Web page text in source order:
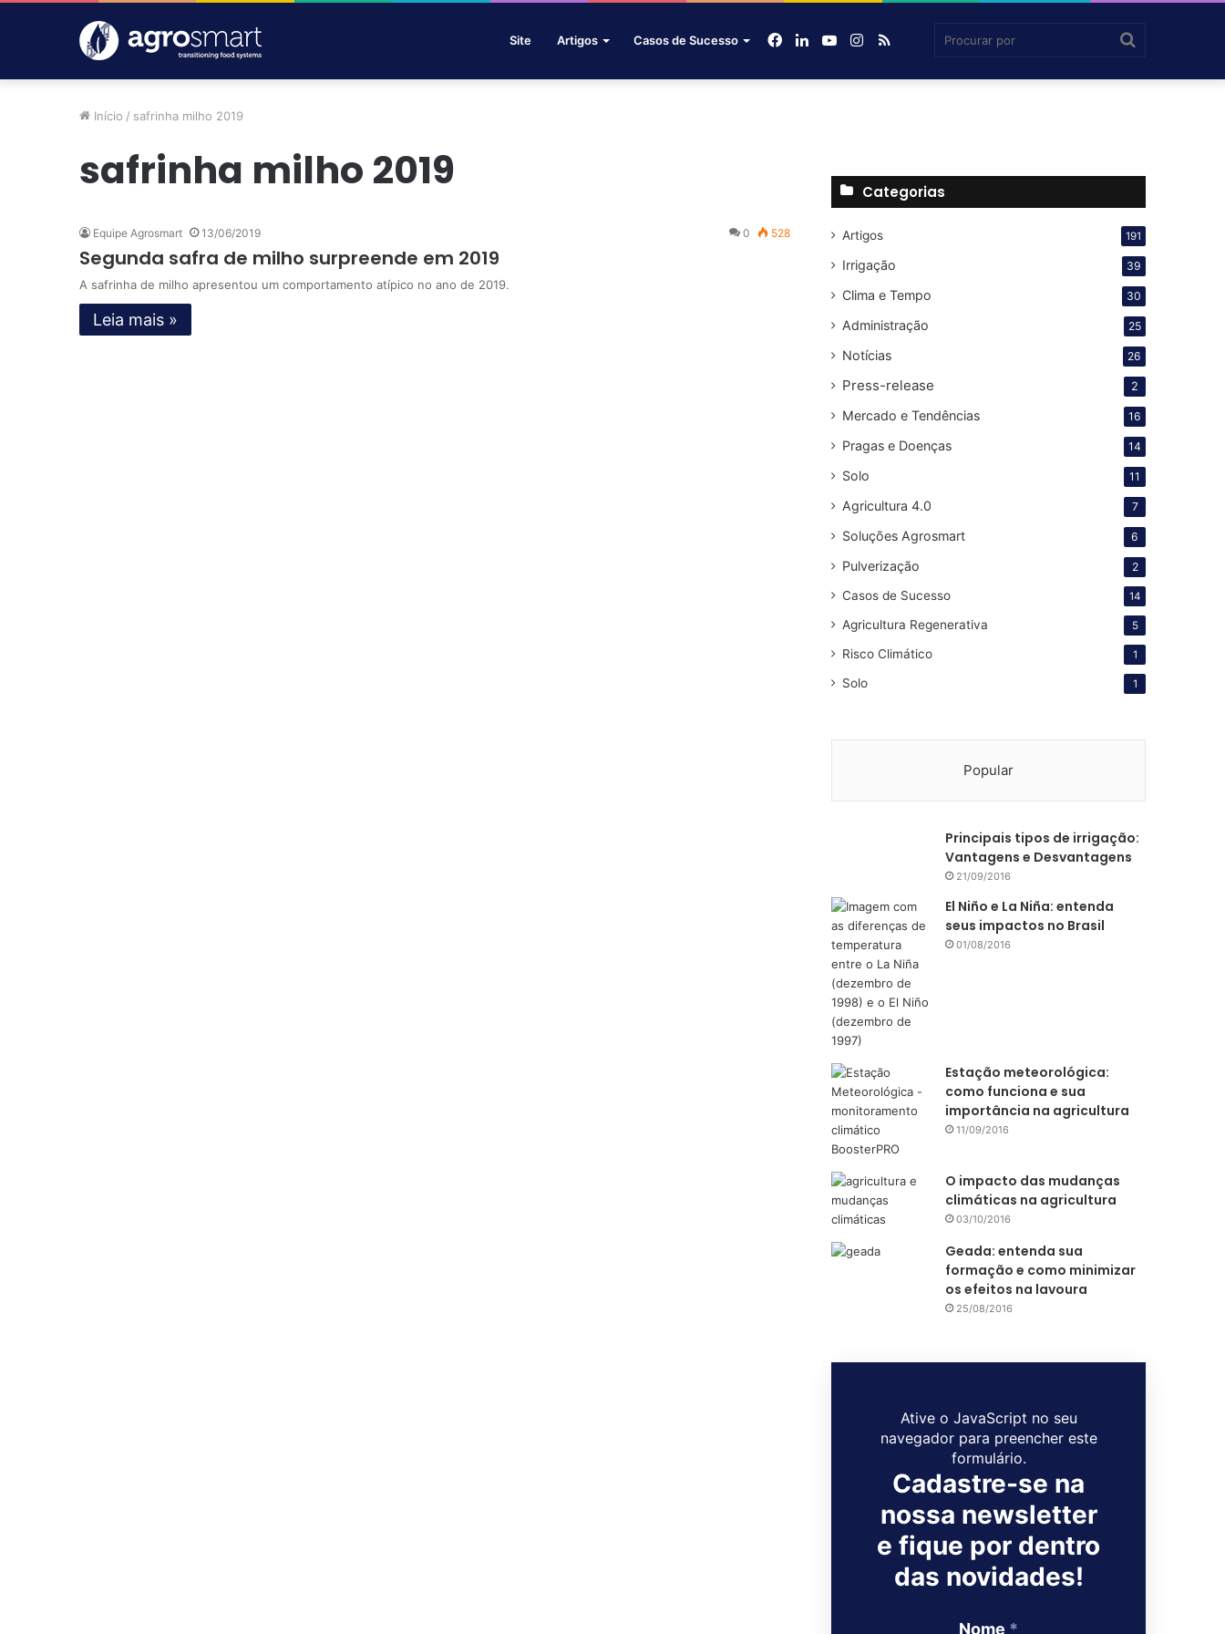
Site Artigos Casos de Sucesso Agrosmart
RSS
Instagram
YouTube
Linkedin
Facebook
Início / safrinha milho 2019
safrinha milho 2019
Equipe Agrosmart 13/06/2019 0 528
Segunda safra de milho surpreende em 2019
A safrinha de milho apresentou um comportamento atípico no ano de 2019.
Leia mais »
Categorias
Artigos 191
Irrigação 39
Clima e Tempo 30
Administração 25
Notícias 26
Press-release 2
Mercado e Tendências 16
Pragas e Doenças 14
Solo 11
Agricultura 4.0 7
Soluções Agrosmart 6
Pulverização 2
Casos de Sucesso 14
Agricultura Regenerativa 5
Risco Climático 1
Solo 1
Popular
Principais tipos de irrigação:
Vantagens e Desvantagens
21/09/2016
El Niño e La Niña: entenda
seus impactos no Brasil
01/08/2016
Estação meteorológica:
como funciona e sua
importância na agricultura
11/09/2016
O impacto das mudanças
climáticas na agricultura
03/10/2016
Geada: entenda sua
formação e como minimizar
os efeitos na lavoura
25/08/2016
Ative o JavaScript no seu
navegador para preencher este
formulário.
Cadastre-se na
nossa newsletter
e fique por dentro
das novidades!
Nome *